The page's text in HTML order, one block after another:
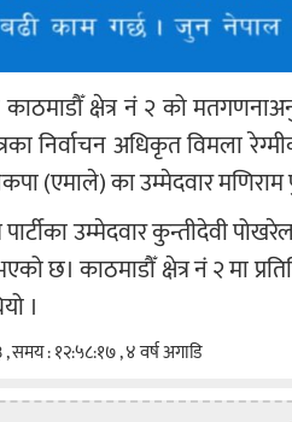
क्षेत्र नं २ को
निर्वाचन अधिकृत विमला
(एमाले) का उम्मेदवार
पार्टीका उम्मेदवार
छ। काठमाडौँ क्षेत्र नं २ मा
।
समय : १२:५८:१७ , ४ वर्ष अगाडि